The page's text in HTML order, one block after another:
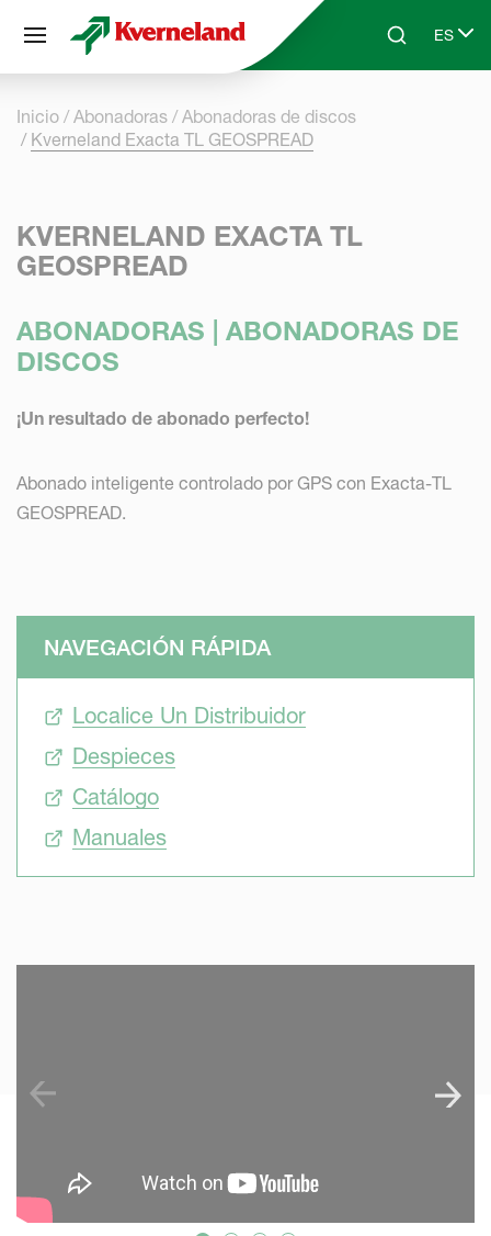
Skip to main contentSearchES
Select
Inicio Abonadoras
Abonadoras de discos
Kverneland Exacta TL GEOSPREAD
KVERNELAND EXACTA TL
GEOSPREAD
ABONADORAS | ABONADORAS DE
DISCOS
¡Un resultado de abonado perfecto!
Abonado inteligente controlado por GPS con Exacta-TL
GEOSPREAD.
NAVEGACIÓN RÁPIDA
Localice Un Distribuidor
Despieces
Catálogo
Manuales
Panel de gestión de cookies